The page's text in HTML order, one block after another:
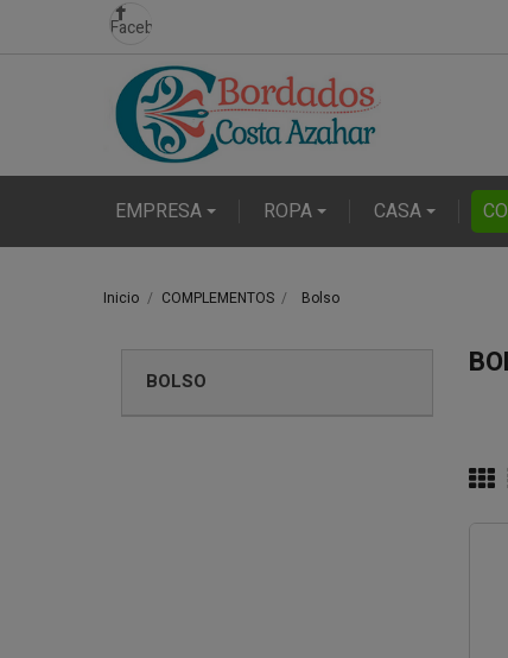
Facebook
EMPRESA ROPA CASA
Inicio COMPLEMENTOS Bolso
BOLSO